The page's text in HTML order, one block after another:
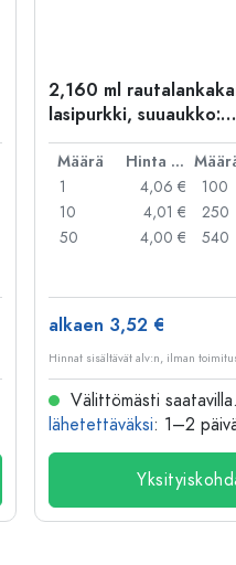
2,160 ml
lasipurkki, suuaukko:
rautalankakannellinen
Määrä Hinta per kpl
1
4,06 €
10
4,01 €
50
4,00 €
100
250
540
alkaen 3,52 €
Hinnat sisältävät alv:n, ilman
Välittömästi saatavilla.
lähetettäväksi: 1–2